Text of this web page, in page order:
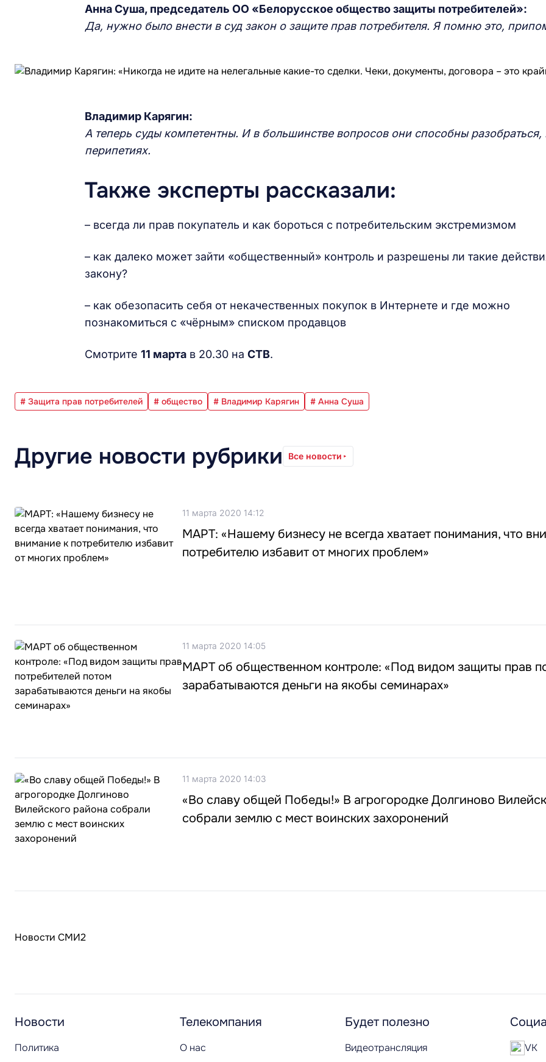
Анна Суша, председатель ОО «Белорусское общество защиты потребителей»:
Да, нужно было внести в суд закон о защите прав потребителя. Я помню это,
Владимир Карягин:
А теперь суды компетентны. И в большинстве вопросов они способны разобраться,
перипетиях.
Также эксперты рассказали:
– всегда ли прав покупатель и как бороться с потребительским экстремизмом
– как далеко может зайти «общественный» контроль и разрешены ли такие
закону?
– как обезопасить себя от некачественных покупок в Интернете и где можно
познакомиться с «чёрным» списком продавцов
Смотрите 11 марта в 20.30 на СТВ.
# Защита прав потребителей # общество # Владимир Карягин # Анна Суша
Другие новости рубрики Все новости
11 марта 2020 14:12
МАРТ: «Нашему бизнесу не всегда хватает понимания, что
потребителю избавит от многих проблем»
11 марта 2020 14:05
МАРТ об общественном контроле: «Под видом защиты прав
зарабатываются деньги на якобы семинарах»
11 марта 2020 14:03
«Во славу общей Победы!» В агрогородке Долгиново
собрали землю с мест воинских захоронений
Новости СМИ2
Новости
Политика
Телекомпания
О нас
Будет полезно
Видеотрансляция VK